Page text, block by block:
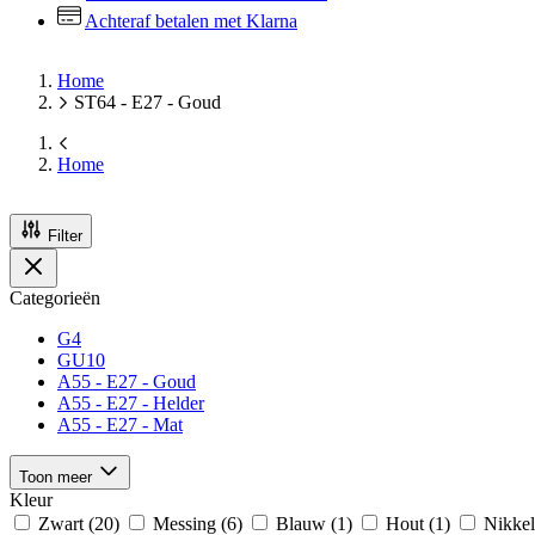
Achteraf betalen met Klarna
Home
ST64 - E27 - Goud
Home
Filter
Categorieën
G4
GU10
A55 - E27 - Goud
A55 - E27 - Helder
A55 - E27 - Mat
Toon meer
Kleur
Zwart (20) Messing (6) Blauw (1) Hout (1) Nikkel